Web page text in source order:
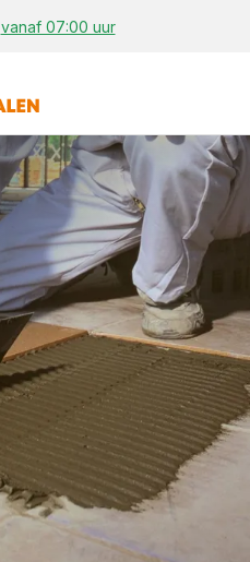
vanaf 07:00 uur